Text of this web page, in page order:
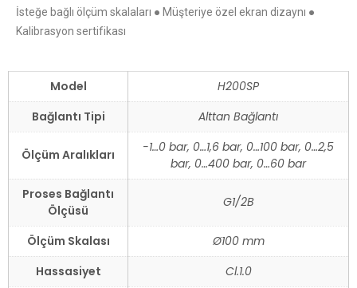
İsteğe bağlı ölçüm skalaları ● Müşteriye özel ekran dizaynı ●
Kalibrasyon sertifikası
Model
H200SP
Bağlantı Tipi
Alttan Bağlantı
Ölçüm Aralıkları
-1…0 bar, 0…1,6 bar, 0…100 bar, 0…2,5
bar, 0…400 bar, 0…60 bar
Proses Bağlantı
Ölçüsü
G1/2B
Ölçüm Skalası
Ø100 mm
Hassasiyet
Cl.1.0